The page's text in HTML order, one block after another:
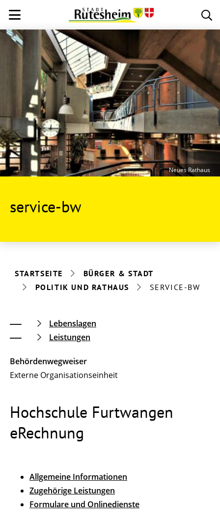
service-bw
Neues Rathaus
STARTSEITE
BÜRGER & STADT
POLITIK UND RATHAUS
SERVICE-BW
Lebenslagen
Leistungen
Behördenwegweiser
Externe Organisationseinheit
Hochschule Furtwangen
eRechnung
Allgemeine Informationen
Zugehörige Leistungen
Formulare und Onlinedienste